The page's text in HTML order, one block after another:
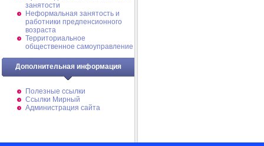
занятости
Неформальная занятость и
работники предпенсионного
возраста
Территориальное
общественное самоуправление
Дополнительная информация
Полезные ссылки
Ссылки Мирный
Администрация сайта